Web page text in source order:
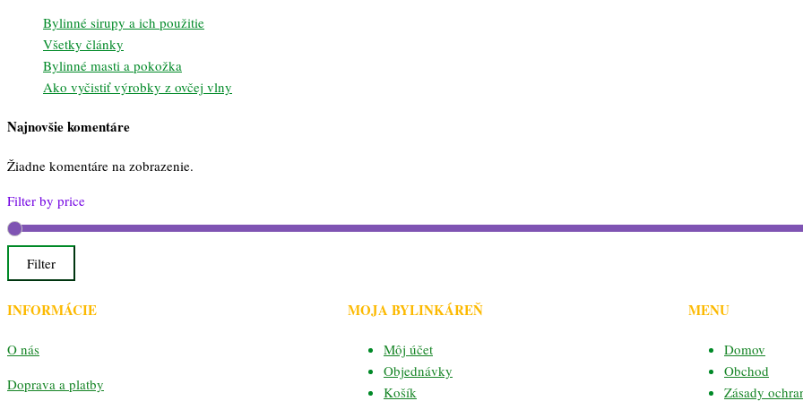
Bylinné sirupy a ich použitie
Všetky články
Bylinné masti a pokožka
Ako vyčistiť výrobky z ovčej vlny
Najnovšie komentáre
Žiadne komentáre na zobrazenie.
Filter by price
Filter
INFORMÁCIE
O nás
Doprava a platby
MOJA BYLINKÁREŇ
Môj účet
Objednávky
Košík
MENU
Domov
Obchod
Zásady